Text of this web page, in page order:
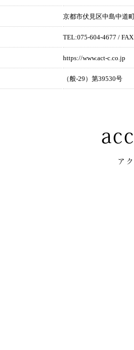
京都市伏見区中島中道
TEL:075-604-4677 /
https://www.act-c.co.jp
（般-29）第39530号
ア